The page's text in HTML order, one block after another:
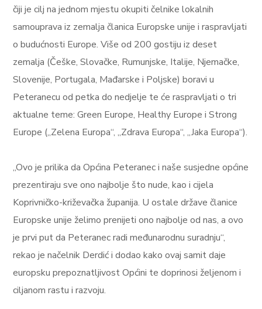
čiji je cilj na jednom mjestu okupiti čelnikelokalnih
samouprava iz zemalja članica Europske unije i raspravljati
o budućnosti Europe. Više od 200 gostiju iz deset
zemalja (Češke, Slovačke, Rumunjske, Italije, Njemačke,
Slovenije, Portugala, Mađarske i Poljske) boravi u
Peteranecu od petka do nedjelje te će raspravljati o tri
aktualne teme: Green Europe, Healthy Europe i Strong
Europe („Zelena Europa“, „Zdrava Europa“, „Jaka Europa“).
„Ovo je prilika da Općina Peteranec i naše susjedne općine
prezentiraju sve ono najbolje što nude, kao i cijela
Koprivničko-križevačka županija. U ostale države članice
Europske unije želimo prenijeti ono najbolje od nas, a ovo
je prvi put da Peteranec radi međunarodnu suradnju“,
rekao je načelnik Derdić i dodao kako ovaj samit daje
europsku prepoznatljivost Općini te doprinosi željenom i
ciljanom rastu i razvoju.